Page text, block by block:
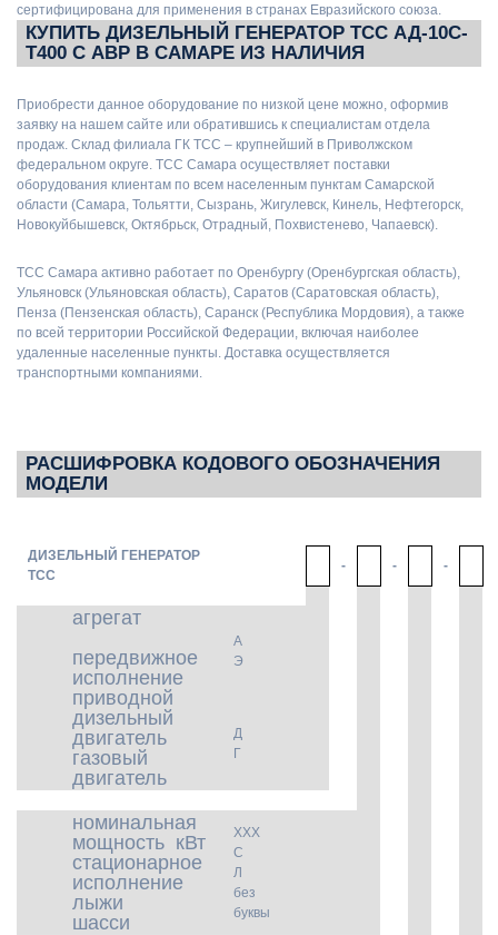
сертифицирована для применения в странах Евразийского союза.
КУПИТЬ ДИЗЕЛЬНЫЙ ГЕНЕРАТОР ТСС АД-10С-
Т400 С АВР В САМАРЕ ИЗ НАЛИЧИЯ
Приобрести данное оборудование по низкой цене можно, оформив
заявку на нашем сайте или обратившись к специалистам отдела
продаж. Склад филиала ГК ТСС – крупнейший в Приволжском
федеральном округе. ТСС Самара осуществляет поставки
оборудования клиентам по всем населенным пунктам Самарской
области (Самара, Тольятти, Сызрань, Жигулевск, Кинель, Нефтегорск,
Новокуйбышевск, Октябрьск, Отрадный, Похвистенево, Чапаевск).
ТСС Самара активно работает по Оренбургу (Оренбургская область),
Ульяновск (Ульяновская область), Саратов (Саратовская область),
Пенза (Пензенская область), Саранск (Республика Мордовия), а также
по всей территории Российской Федерации, включая наиболее
удаленные населенные пункты. Доставка осуществляется
транспортными компаниями.
РАСШИФРОВКА КОДОВОГО ОБОЗНАЧЕНИЯ
МОДЕЛИ
ДИЗЕЛЬНЫЙ ГЕНЕРАТОР
ТСС
- - -
агрегат
передвижное
исполнение
приводной
дизельный
двигатель
газовый
двигатель
А
Э
Д
Г
номинальная
мощность кВт
стационарное
исполнение
лыжи
шасси
ХХХ
С
Л
без
буквы